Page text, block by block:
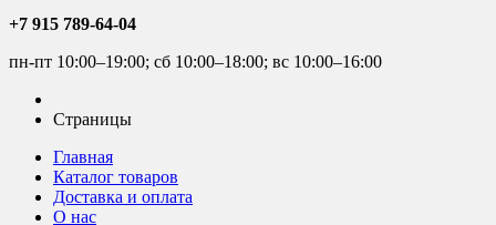
+7 915 789-64-04
пн-пт 10:00–19:00; сб 10:00–18:00; вс 10:00–16:00
Страницы
Главная
Каталог товаров
Доставка и оплата
О нас